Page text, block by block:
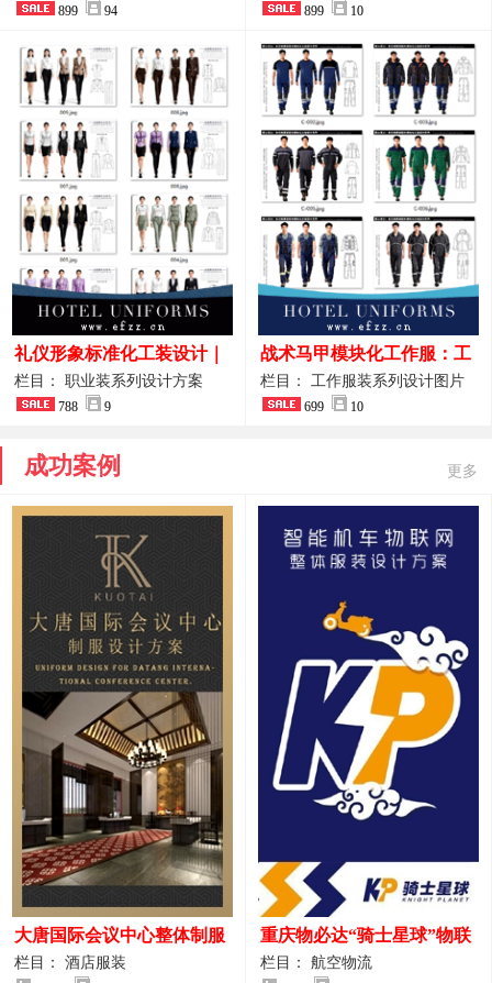
整套方案
899 94
品图 899 10
礼仪形象标准化工装设计｜
高端服务业仪态塑造专属职
业装系列
栏目： 职业装系列设计方案
788 9
战术马甲模块化工作服：工
程巡检与设备调试岗位的多
功能收纳设计
栏目： 工作服装系列设计图片
699 10
成功案例 更多
大唐国际会议中心整体制服
设计案例
栏目： 酒店服装
重庆物必达“骑士星球”物联
网派送人员服装设计案例
栏目： 航空物流